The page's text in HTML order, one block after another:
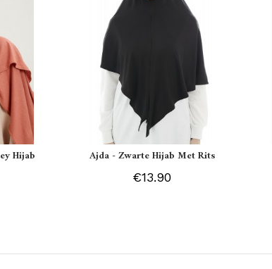
Hijab Ajda - Zwarte Hijab Met Rits
€13.90